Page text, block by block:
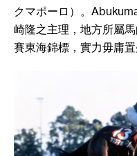
クマポーロ）。
崎隆之主理，地方所屬
賽東海錦標，實力毋庸置